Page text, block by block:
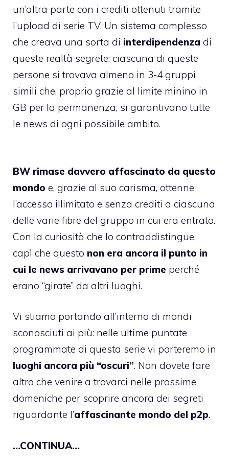
un’altra parte con i crediti ottenuti tramite
l’upload di serie TV. Un sistema complesso
che creava una sorta di interdipendenza di
queste realtà segrete: ciascuna di queste
persone si trovava almeno in 3-4 gruppi
simili che, proprio grazie al limite minino in
GB per la permanenza, si garantivano tutte
le news di ogni possibile ambito.
BW rimase davvero affascinato da questo
mondo e, grazie al suo carisma, ottenne
l’accesso illimitato e senza crediti a ciascuna
delle varie fibre del gruppo in cui era entrato.
Con la curiosità che lo contraddistingue,
capì che questo non era ancora il punto in
cui le news arrivavano per prime perché
erano “girate” da altri luoghi.
Vi stiamo portando all’interno di mondi
sconosciuti ai più: nelle ultime puntate
programmate di questa serie vi porteremo in
luoghi ancora più “oscuri”. Non dovete fare
altro che venire a trovarci nelle prossime
domeniche per scoprire ancora dei segreti
riguardante l’affascinante mondo del p2p.
…CONTINUA…